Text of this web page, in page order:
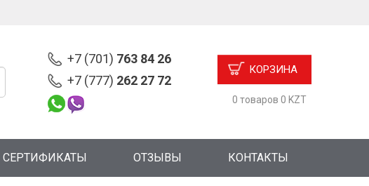
+7 (701) 763 84 26
+7 (777) 262 27 72
КОРЗИНА
0 товаров 0 KZT
СЕРТИФИКАТЫ ОТЗЫВЫ КОНТАКТЫ